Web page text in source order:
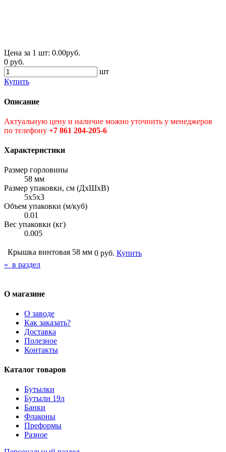
Цена за 1 шт: 0.00руб.
0 руб.
шт
Купить
Описание
Актуальную цену и наличие можно уточнить у менеджеров
по телефону +7 861 204-205-6
Характеристики
Размер горловины
58 мм
Размер упаковки, см (ДxШxВ)
5x5x3
Объем упаковки (м/куб)
0.01
Вес упаковки (кг)
0.005
Крышка винтовая 58 мм 0 руб. Купить
« в раздел
О магазине
О заводе
Как заказать?
Доставка
Полезное
Контакты
Каталог товаров
Бутылки
Бутыли 19л
Банки
Флаконы
Преформы
Разное